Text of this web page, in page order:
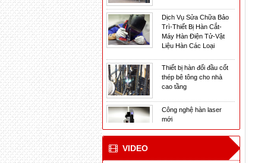
Trì-Thiết Bị Hàn Cắt-
Máy Hàn Điện Tử-Vật
Liệu Hàn Các Loại
Thiết bị hàn đối đầu cốt
thép bê tông cho nhà
cao tầng
mới
CN hàn mới cho tàu vận
VIDEO